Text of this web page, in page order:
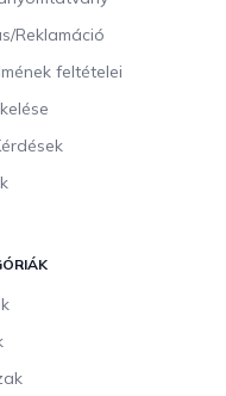
Reklamáció
feltételei